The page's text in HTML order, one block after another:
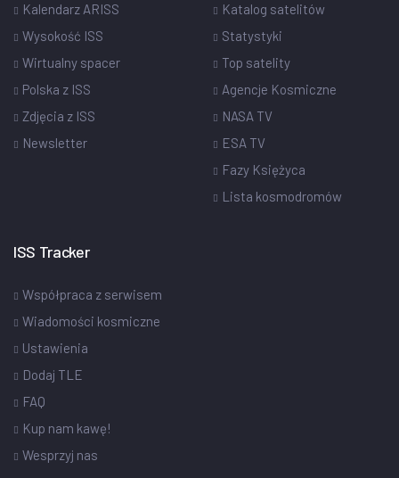
Kalendarz ARISS
Wysokość ISS
Wirtualny spacer
Polska z ISS
Zdjęcia z ISS
Newsletter
Katalog satelitów
Statystyki
Top satelity
Agencje Kosmiczne
NASA TV
ESA TV
Fazy Księżyca
Lista kosmodromów
ISS Tracker
Współpraca z serwisem
Wiadomości kosmiczne
Ustawienia
Dodaj TLE
FAQ
Kup nam kawę!
Wesprzyj nas